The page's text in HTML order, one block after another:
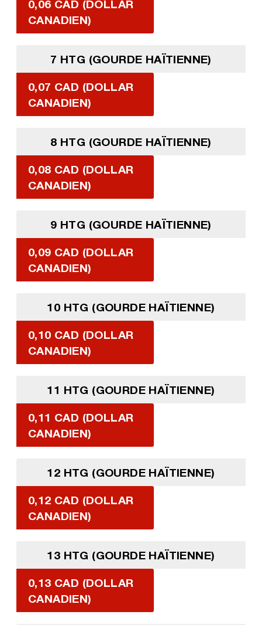
0,06 CAD (DOLLAR
CANADIEN)
7 HTG (GOURDE HAÏTIENNE)
0,07 CAD (DOLLAR
CANADIEN)
8 HTG (GOURDE HAÏTIENNE)
0,08 CAD (DOLLAR
CANADIEN)
9 HTG (GOURDE HAÏTIENNE)
0,09 CAD (DOLLAR
CANADIEN)
10 HTG (GOURDE HAÏTIENNE)
0,10 CAD (DOLLAR
CANADIEN)
11 HTG (GOURDE HAÏTIENNE)
0,11 CAD (DOLLAR
CANADIEN)
12 HTG (GOURDE HAÏTIENNE)
0,12 CAD (DOLLAR
CANADIEN)
13 HTG (GOURDE HAÏTIENNE)
0,13 CAD (DOLLAR
CANADIEN)